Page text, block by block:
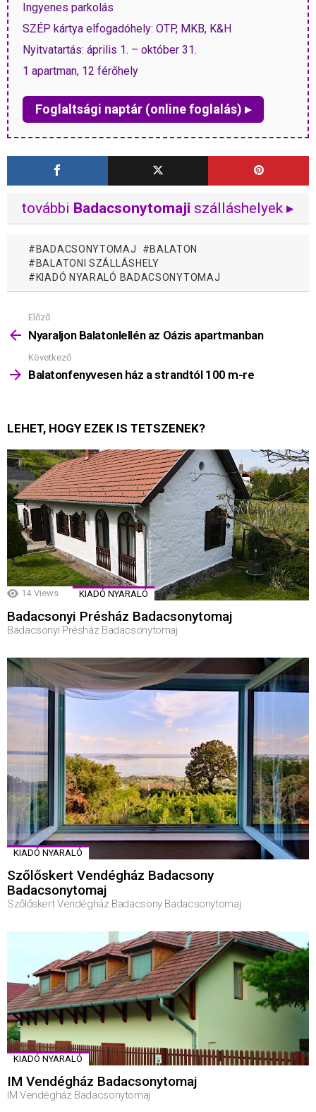
Ingyenes parkolás
SZÉP kártya elfogadóhely: OTP, MKB, K&H
Nyitvatartás: április 1. – október 31.
1 apartman, 12 férőhely
Foglaltsági naptár (online foglalás) ▸
további Badacsonytomaji szálláshelyek ▸
BADACSONYTOMAJ
BALATON
BALATONI SZÁLLÁSHELY
KIADÓ NYARALÓ BADACSONYTOMAJ
Mutass
többet
Előző
Nyaraljon Balatonlellén az Oázis apartmanban
Következő
Balatonfenyvesen ház a strandtól 100 m-re
LEHET, HOGY EZEK IS TETSZENEK?
14 Views KIADÓ NYARALÓ
Badacsonyi Présház Badacsonytomaj
Badacsonyi Présház Badacsonytomaj
KIADÓ NYARALÓ
Szőlőskert Vendégház Badacsony
Badacsonytomaj
Szőlőskert Vendégház Badacsony Badacsonytomaj
KIADÓ NYARALÓ
IM Vendégház Badacsonytomaj
IM Vendégház Badacsonytomaj